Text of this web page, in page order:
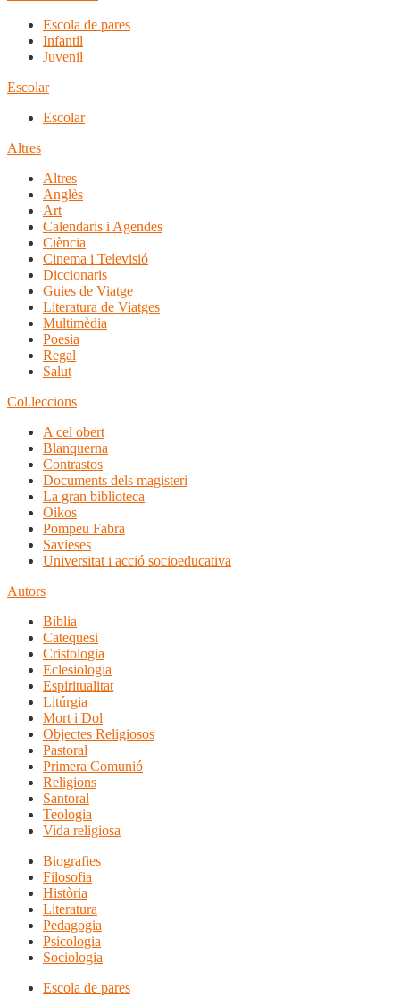
Escola de pares
Infantil
Juvenil
Escolar
Escolar
Altres
Altres
Anglès
Art
Calendaris i Agendes
Ciència
Cinema i Televisió
Diccionaris
Guies de Viatge
Literatura de Viatges
Multimèdia
Poesia
Regal
Salut
Col.leccions
A cel obert
Blanquerna
Contrastos
Documents dels magisteri
La gran biblioteca
Oikos
Pompeu Fabra
Savieses
Universitat i acció socioeducativa
Autors
Bíblia
Catequesi
Cristologia
Eclesiologia
Espiritualitat
Litúrgia
Mort i Dol
Objectes Religiosos
Pastoral
Primera Comunió
Religions
Santoral
Teologia
Vida religiosa
Biografies
Filosofia
Història
Literatura
Pedagogia
Psicologia
Sociologia
Escola de pares